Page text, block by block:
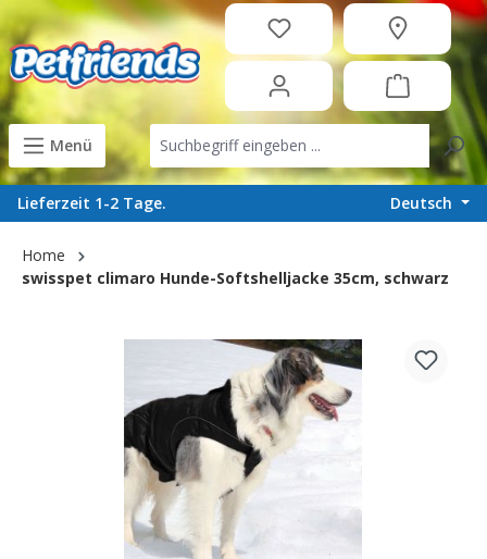
content
Menü
Lieferzeit 1-2 Tage. Deutsch
Home
swisspet climaro Hunde-Softshelljacke 35cm, schwarz